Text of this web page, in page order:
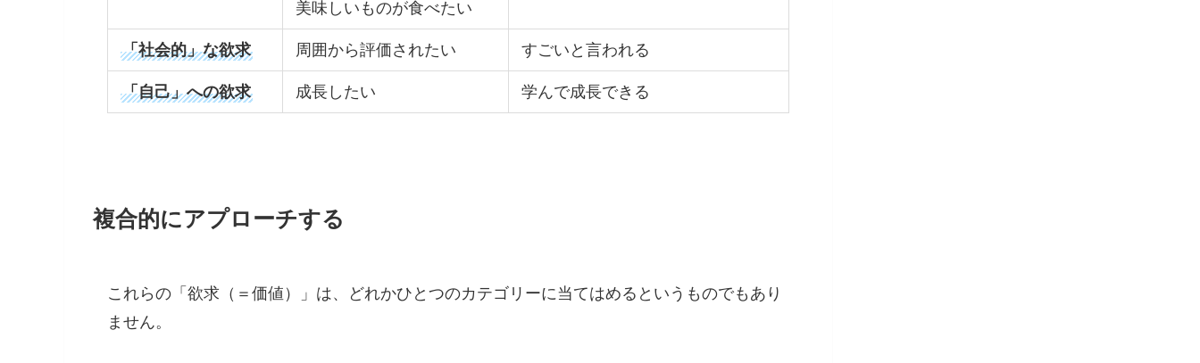
美味しいものが食べたい
「社会的」な欲求 周囲から評価されたい すごいと言われる
「自己」への欲求 成長したい 学んで成長できる
複合的にアプローチする
これらの「欲求（＝価値）」は、どれかひとつのカテゴリーに当てはめるというものでもあり
ません。